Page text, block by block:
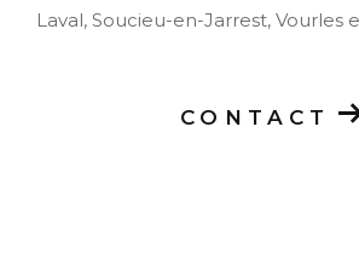
Laval, Soucieu-en-Jarrest, Vourles
CONTACT